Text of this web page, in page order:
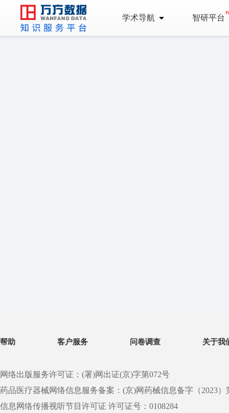
学术导航 智研平台
帮助 客户服务 问卷调查 关于我
网络出版服务许可证：(署)网出证(京)字第072号
药品医疗器械网络信息服务备案：(京)网药械信息备字（2023）
信息网络传播视听节目许可证 许可证号：0108284